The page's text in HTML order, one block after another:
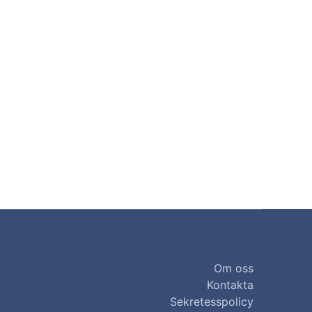
Om oss
Kontakta
Sekretesspolicy